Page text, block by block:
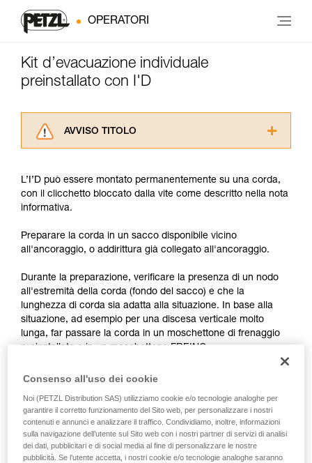
OPERATORI
Kit d’evacuazione individuale
preinstallato con I'D
AVVISO TITOLO
consultarlo. Dovete aver compreso le
informazioni dell’istruzione tecnica per poter
capire queste ulteriori informazioni.
formazione ed un addestramento specifico.
Verificate con un professionista la vostra
sicurezza, prima di riprodurla autonomamente.
Forniamo esempi di tecniche relative alla vostra
attività. Ne possono esistere altre che non
vengono qui descritte.
L’I’D può essere montato permanentemente su una corda,
con il clicchetto bloccato dalla vite come descritto nella nota
informativa.
Preparare la corda in un sacco disponibile vicino
all'ancoraggio, o addirittura già collegato all'ancoraggio.
Durante la preparazione, verificare la presenza di un nodo
all'estremità della corda (fondo del sacco) e che la
lunghezza di corda sia adatta alla situazione. In base alla
situazione, ad esempio per una discesa verticale molto
lunga, far passare la corda in un moschettone di frenaggio
preinstallato o in un moschettone FREINO.
Il rischio di manovre errate è così ridotto al minimo.
In caso di emergenza, l’utilizzatore dovrà soltanto collegarsi
all’I’D per poter iniziare la discesa.
Consenso all'uso dei cookie
Noi (PETZL Distribution SAS) utilizziamo cookie e/o tecnologie analoghe per
garantire il corretto funzionamento del Sito web, per personalizzare i nostri
contenuti e annunci e analizzare il traffico. Condividiamo, inoltre, informazioni
sulla navigazione dell’utente sul Sito web con i nostri partner di servizi di analisi
dei dati, pubblicitari e di social media al fine di personalizzare le nostre
pubblicità. Se l’utente accetta, i nostri cookie e/o tecnologie analoghe saranno